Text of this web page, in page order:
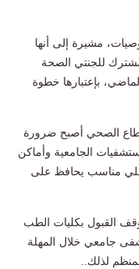
مشيرة إلى أنها
للجنتي الصحة
النواب في 30 مارس الماضي، بإعتبارها خطوة
الصحي أصبح ضرورة
الجامعية وأماكن
عملي مناسب يحافظ على
القبول بكليات الطب
جامعي خلال المهلة
لذلك..